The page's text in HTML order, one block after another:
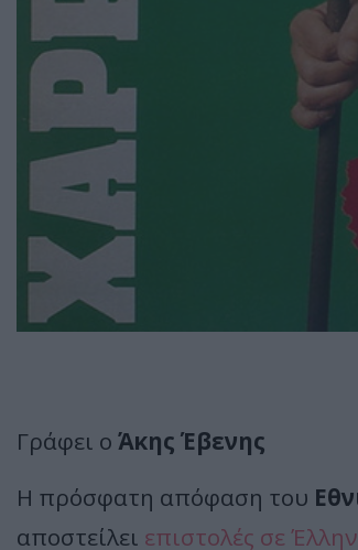
Γράφει ο Άκης Έβενης
Η πρόσφατη απόφαση του
αποστείλει επιστολές σε